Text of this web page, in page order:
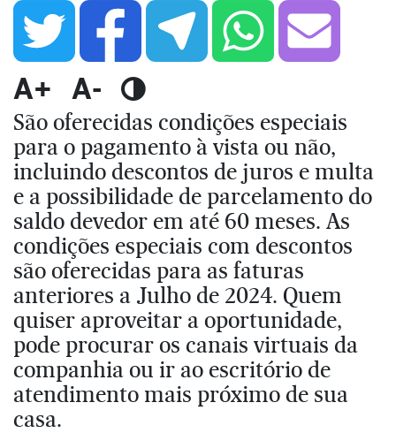
A+ A-
São oferecidas condições especiais
para o pagamento à vista ou não,
incluindo descontos de juros e multa
e a possibilidade de parcelamento do
saldo devedor em até 60 meses. As
condições especiais com descontos
são oferecidas para as faturas
anteriores a Julho de 2024. Quem
quiser aproveitar a oportunidade,
pode procurar os canais virtuais da
companhia ou ir ao escritório de
atendimento mais próximo de sua
casa.